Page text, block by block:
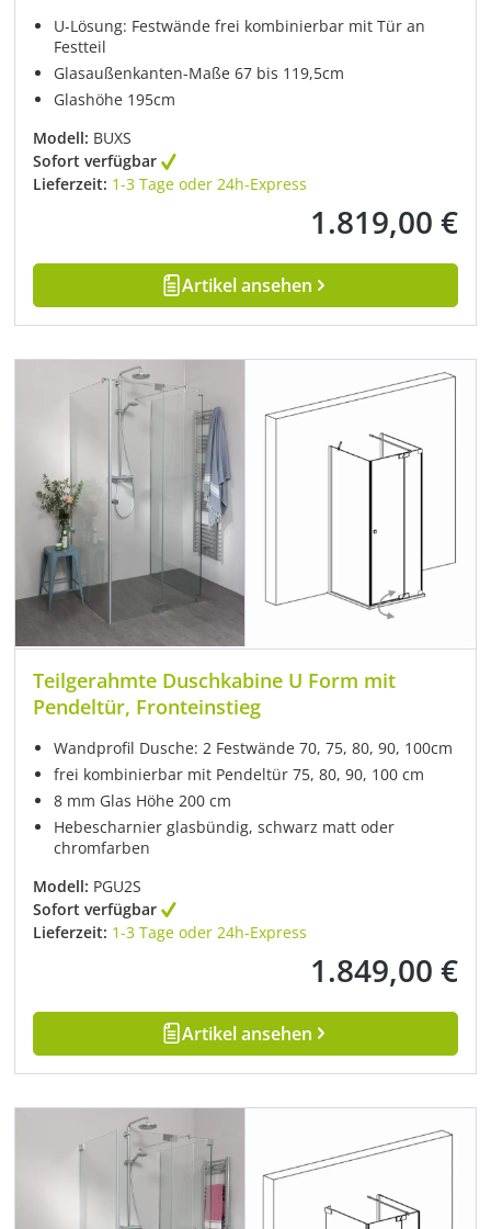
U-Lösung: Festwände frei kombinierbar mit Tür an
Festteil
Glasaußenkanten-Maße 67 bis 119,5cm
Glashöhe 195cm
Modell: BUXS
Sofort verfügbar
Lieferzeit: 1-3 Tage oder 24h-Express
Regulärer Preis:
1.819,00 €
Artikel ansehen
Teilgerahmte Duschkabine U Form mit
Pendeltür, Fronteinstieg
Wandprofil Dusche: 2 Festwände 70, 75, 80, 90, 100cm
frei kombinierbar mit Pendeltür 75, 80, 90, 100 cm
8 mm Glas Höhe 200 cm
Hebescharnier glasbündig, schwarz matt oder
chromfarben
Modell: PGU2S
Sofort verfügbar
Lieferzeit: 1-3 Tage oder 24h-Express
Regulärer Preis:
1.849,00 €
Artikel ansehen